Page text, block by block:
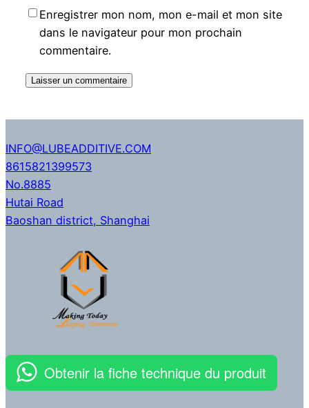
Enregistrer mon nom, mon e-mail et mon site
dans le navigateur pour mon prochain
commentaire.
INFO@LUBEADDITIVE.COM
8615821399573
No.8885
Hutai Road
Baoshan district, Shanghai
Obtenir la fiche technique du produit